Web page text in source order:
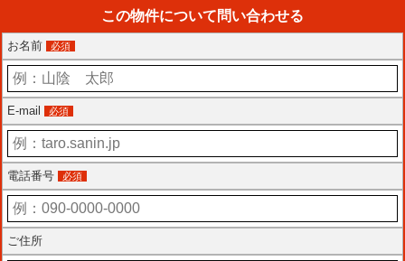
この物件について問い合わせる
お名前 必須
E-mail 必須
電話番号 必須
ご住所